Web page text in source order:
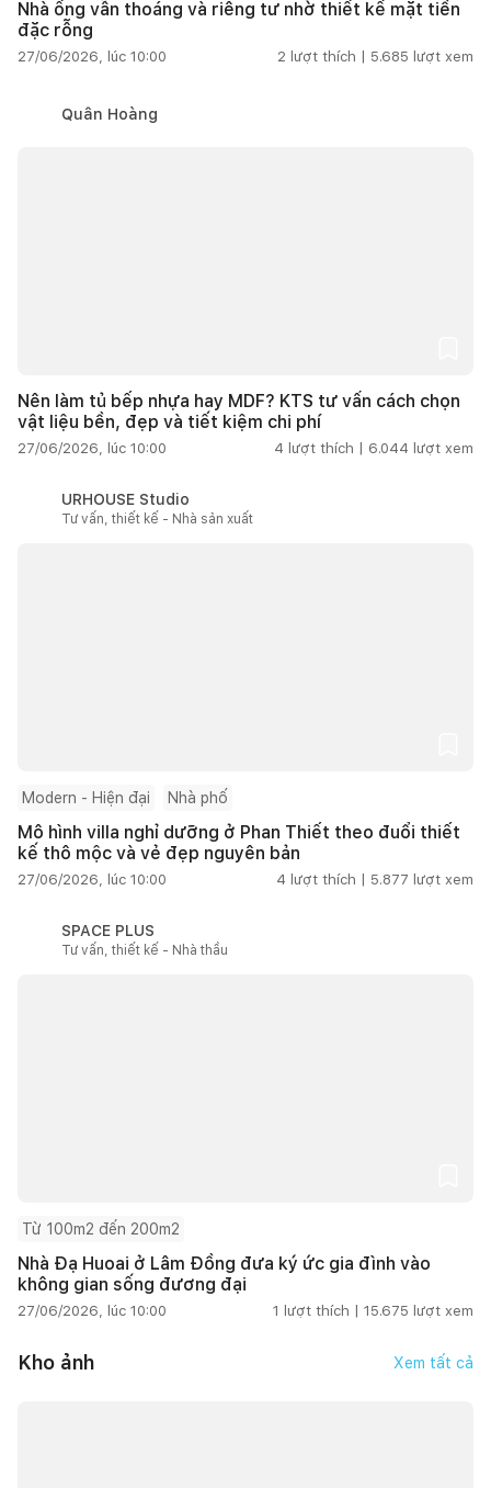
Nhà ống vẫn thoáng và riêng tư nhờ thiết kế mặt tiền
đặc rỗng
27/06/2026, lúc 10:00 2 lượt thích | 5.685 lượt xem
Quân Hoàng
Nên làm tủ bếp nhựa hay MDF? KTS tư vấn cách chọn
vật liệu bền, đẹp và tiết kiệm chi phí
27/06/2026, lúc 10:00 4 lượt thích | 6.044 lượt xem
URHOUSE Studio
Tư vấn, thiết kế - Nhà sản xuất
Modern - Hiện đại Nhà phố
Mô hình villa nghỉ dưỡng ở Phan Thiết theo đuổi thiết
kế thô mộc và vẻ đẹp nguyên bản
27/06/2026, lúc 10:00 4 lượt thích | 5.877 lượt xem
SPACE PLUS
Tư vấn, thiết kế - Nhà thầu
Từ 100m2 đến 200m2
Nhà Đạ Huoai ở Lâm Đồng đưa ký ức gia đình vào
không gian sống đương đại
27/06/2026, lúc 10:00 1 lượt thích | 15.675 lượt xem
Kho ảnh Xem tất cả